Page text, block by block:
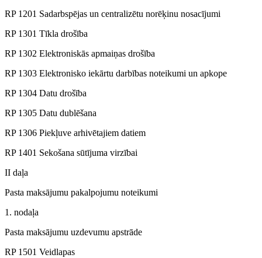
RP 1201 Sadarbspējas un centralizētu norēķinu nosacījumi
RP 1301 Tīkla drošība
RP 1302 Elektroniskās apmaiņas drošība
RP 1303 Elektronisko iekārtu darbības noteikumi un apkope
RP 1304 Datu drošība
RP 1305 Datu dublēšana
RP 1306 Piekļuve arhivētajiem datiem
RP 1401 Sekošana sūtījuma virzībai
II daļa
Pasta maksājumu pakalpojumu noteikumi
1. nodaļa
Pasta maksājumu uzdevumu apstrāde
RP 1501 Veidlapas